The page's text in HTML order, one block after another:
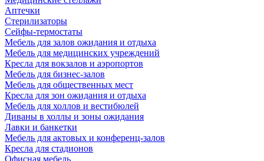
Аптечки
Стерилизаторы
Сейфы-термостаты
Мебель для залов ожидания и отдыха
Мебель для медицинских учреждений
Кресла для вокзалов и аэропортов
Мебель для бизнес-залов
Мебель для общественных мест
Кресла для зон ожидания и отдыха
Мебель для холлов и вестибюлей
Диваны в холлы и зоны ожидания
Лавки и банкетки
Мебель для актовых и конференц-залов
Кресла для стадионов
Офисная мебель